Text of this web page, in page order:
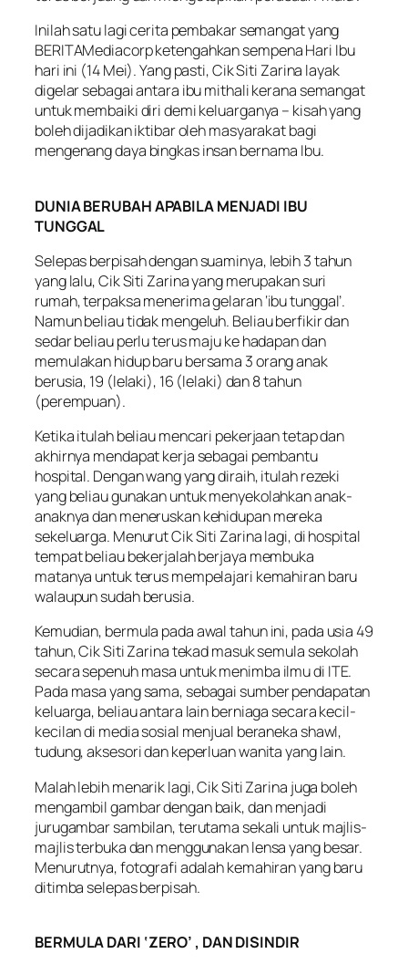
Inilah satu lagi cerita pembakar semangat yang
BERITAMediacorp ketengahkan sempena Hari Ibu
hari ini (14 Mei). Yang pasti, Cik Siti Zarina layak
digelar sebagai antara ibu mithali kerana semangat
untuk membaiki diri demi keluarganya – kisah yang
boleh dijadikan iktibar oleh masyarakat bagi
mengenang daya bingkas insan bernama Ibu.
DUNIA BERUBAH APABILA MENJADI IBU
TUNGGAL
Selepas berpisah dengan suaminya, lebih 3 tahun
yang lalu, Cik Siti Zarina yang merupakan suri
rumah, terpaksa menerima gelaran ‘ibu tunggal’.
Namun beliau tidak mengeluh. Beliau berfikir dan
sedar beliau perlu terus maju ke hadapan dan
memulakan hidup baru bersama 3 orang anak
berusia, 19 (lelaki), 16 (lelaki) dan 8 tahun
(perempuan).
Ketika itulah beliau mencari pekerjaan tetap dan
akhirnya mendapat kerja sebagai pembantu
hospital. Dengan wang yang diraih, itulah rezeki
yang beliau gunakan untuk menyekolahkan anak-
anaknya dan meneruskan kehidupan mereka
sekeluarga. Menurut Cik Siti Zarina lagi, di hospital
tempat beliau bekerjalah berjaya membuka
matanya untuk terus mempelajari kemahiran baru
walaupun sudah berusia.
Kemudian, bermula pada awal tahun ini, pada usia 49
tahun, Cik Siti Zarina tekad masuk semula sekolah
secara sepenuh masa untuk menimba ilmu di ITE.
Pada masa yang sama, sebagai sumber pendapatan
keluarga, beliau antara lain berniaga secara kecil-
kecilan di media sosial menjual beraneka shawl,
tudung, aksesori dan keperluan wanita yang lain.
Malah lebih menarik lagi, Cik Siti Zarina juga boleh
mengambil gambar dengan baik, dan menjadi
jurugambar sambilan, terutama sekali untuk majlis-
majlis terbuka dan menggunakan lensa yang besar.
Menurutnya, fotografi adalah kemahiran yang baru
ditimba selepas berpisah.
BERMULA DARI ‘ZERO’ , DAN DISINDIR